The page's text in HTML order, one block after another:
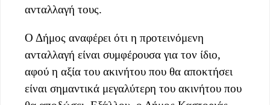
ανταλλαγή τους.
Ο Δήμος αναφέρει ότι η προτεινόμενη
ανταλλαγή είναι συμφέρουσα για τον ίδιο,
αφού η αξία του ακινήτου που θα αποκτήσει
είναι σημαντικά μεγαλύτερη του ακινήτου που